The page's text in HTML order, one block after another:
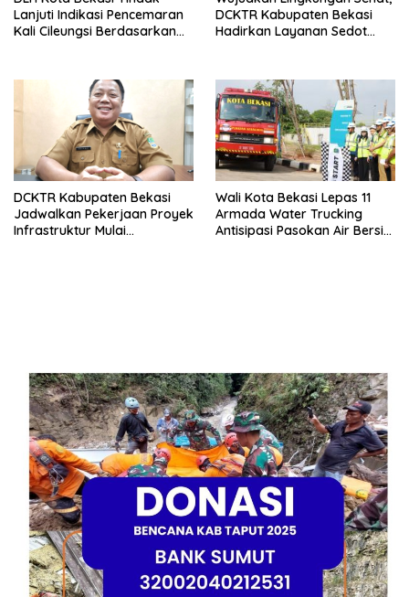
Lanjuti Indikasi Pencemaran
Kali Cileungsi Berdasarkan
DCKTR Kabupaten Bekasi
Hadirkan Layanan Sedot
DCKTR Kabupaten Bekasi
Jadwalkan Pekerjaan Proyek
Infrastruktur Mulai
Wali Kota Bekasi Lepas 11
Armada Water Trucking
Antisipasi Pasokan Air Bersih